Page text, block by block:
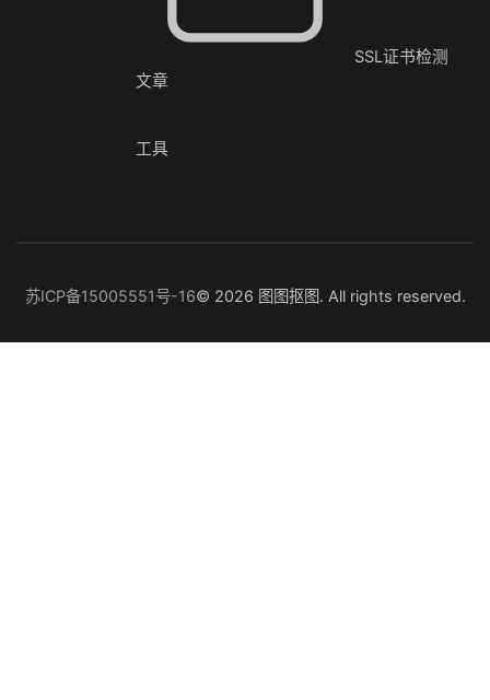
文章
工具
SSL证书检测
苏ICP备15005551号-16© 2026 图图抠图. All rights reserved.